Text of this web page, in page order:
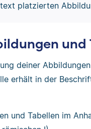
platzierten
und
deiner
erhält in der
und Tabellen im